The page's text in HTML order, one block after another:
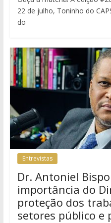
22 de julho, Toninho do
do
Entrevistas
Dr. Antoniel
importância do
proteção dos
setores público e